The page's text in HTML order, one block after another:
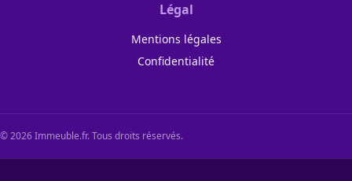
Légal
Mentions légales
Confidentialité
©2026Immeuble.fr. Tous droits réservés.